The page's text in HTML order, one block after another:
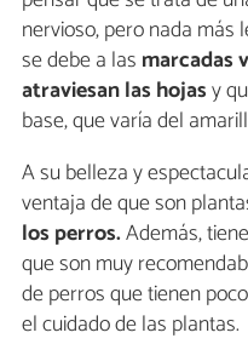
nervioso, pero nada más
se debe a las marcadas
atraviesan las hojasy
base, que varía del
A su belleza y
ventaja de que son
los perros.Además,
que son muy
de perros que tienen
el cuidado de las plantas.